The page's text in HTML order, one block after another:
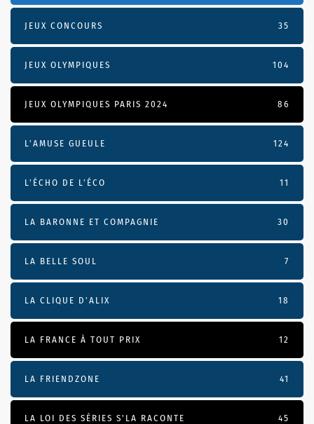
JEUX CONCOURS 35
JEUX OLYMPIQUES 104
JEUX OLYMPIQUES PARIS 2024 86
L'AMUSE GUEULE 124
L’ÉCHO DE L’ÉCO 11
LA BARONNE ET COMPAGNIE 30
LA BELLE SOUL 7
LA CLIQUE D'ALIX 18
LA FRANCE À TOUT PRIX 12
LA FRIENDZONE 41
LA LOI DES SÉRIES S'LA RACONTE 45